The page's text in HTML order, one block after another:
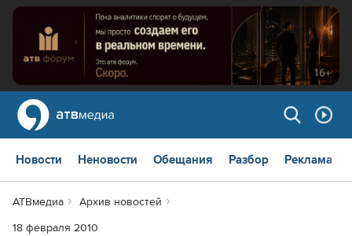
Новости Неновости Обещания Разбор Реклама
АТВмедиа
Архив новостей
18 февраля 2010